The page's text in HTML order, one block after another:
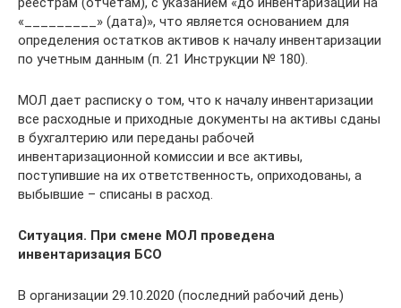
«_________​» (дата)», что является основанием для
определения остатков активов к началу инвентаризации
по учетным данным (п. 21 Инструкции № 180).
МОЛ дает расписку о том, что к началу инвентаризации
все расходные и приходные документы на активы сданы
в бухгалтерию или переданы рабочей
инвентаризационной комиссии и все активы,
поступившие на их ответственность, оприходованы, а
выбывшие – списаны в расход.
Ситуация. При смене МОЛ проведена
инвентаризация БСО
В организации 29.10.2020 (последний рабочий день)